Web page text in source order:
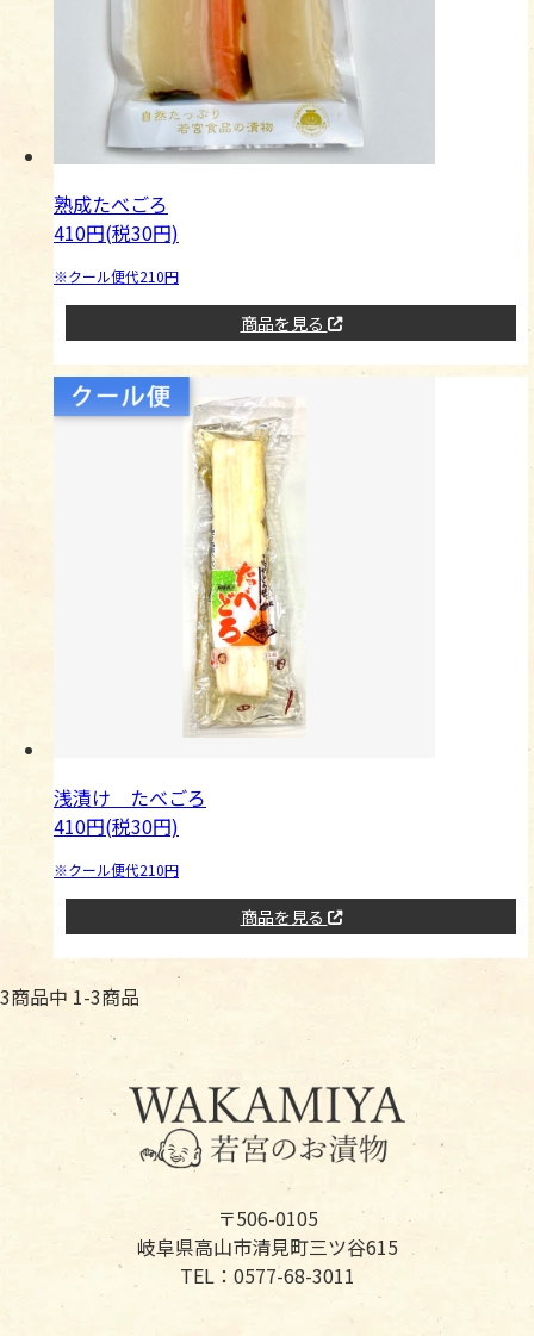
熟成たべごろ
410円(税30円)
※クール便代210円
商品を見る
浅漬け たべごろ
410円(税30円)
※クール便代210円
商品を見る
3商品中 1-3商品
〒506-0105
岐阜県高山市清見町三ツ谷615
TEL：0577-68-3011